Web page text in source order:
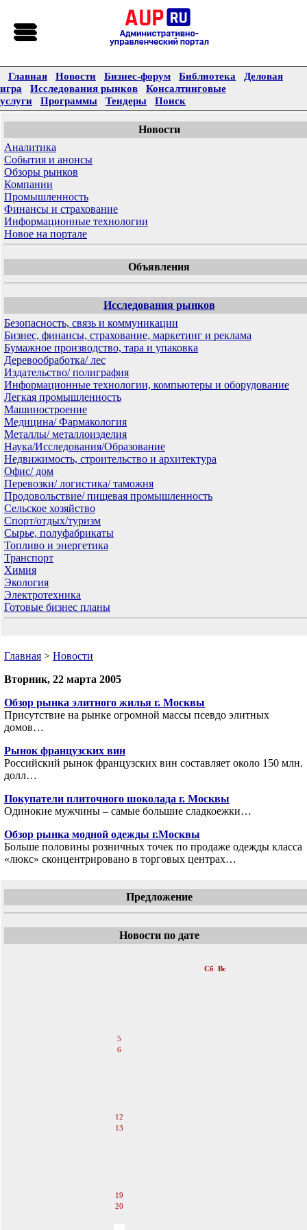
Главная Новости Бизнес-форум Библиотека
Деловая
игра
Исследования рынков
Консалтинговые
услуги
Программы Тендеры Поиск
Новости
Аналитика
События и анонсы
Обзоры рынков
Компании
Промышленность
Финансы и страхование
Информационные технологии
Новое на портале
Объявления
Исследования рынков
Безопасность, связь и коммуникации
Бизнес, финансы, страхование, маркетинг и реклама
Бумажное производство, тара и упаковка
Деревообработка/ лес
Издательство/ полиграфия
Информационные технологии, компьютеры и оборудование
Легкая промышленность
Машиностроение
Медицина/ Фармакология
Металлы/ металлоизделия
Наука/Исследования/Образование
Недвижимость, строительство и архитектура
Офис/ дом
Перевозки/ логистика/ таможня
Продовольствие/ пищевая промышленность
Сельское хозяйство
Спорт/отдых/туризм
Сырье, полуфабрикаты
Топливо и энергетика
Транспорт
Химия
Экология
Электротехника
Готовые бизнес планы
Главная > Новости
Вторник, 22 марта 2005
Обзор рынка элитного жилья г. Москвы
Присутствие на рынке огромной массы псевдо элитных
домов…
Рынок французских вин
Российский рынок французских вин составляет около 150 млн.
долл…
Покупатели плиточного шоколада г. Москвы
Одинокие мужчины – самые большие сладкоежки…
Обзор рынка модной одежды г.Москвы
Больше половины розничных точек по продаже одежды класса
«люкс» сконцентрировано в торговых центрах…
Предложение
Новости по дате
Сб Вс
5
6
12
13
19
20